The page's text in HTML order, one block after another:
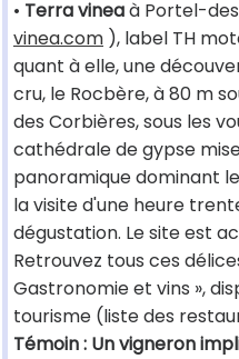
• Terra vineaà Portel-
vinea.com ), label TH
quant à elle, une
cru, le Rocbère, à 80 m
des Corbières, sous les
cathédrale de gypse
panoramique dominant
la visite d'une heure
dégustation. Le site est
Retrouvez tous ces
Gastronomie et vins »,
tourisme (liste des
Témoin : Un vigneron